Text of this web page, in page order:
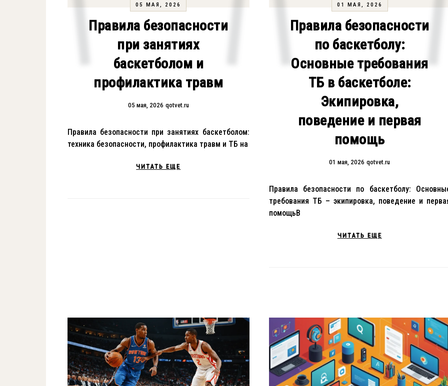
05 МАЯ, 2026
Правила безопасности
при занятиях
баскетболом и
профилактика травм
05 мая, 2026 qotvet.ru
Правила безопасности при занятиях баскетболом:
техника безопасности, профилактика травм и ТБ на
ЧИТАТЬ ЕЩЕ
01 МАЯ, 2026
Правила безопасности
по баскетболу:
Основные требования
ТБ в баскетболе:
Экипировка,
поведение и первая
помощь
01 мая, 2026 qotvet.ru
Правила безопасности по баскетболу:
требования ТБ – экипировка, поведение и
помощьВ
ЧИТАТЬ ЕЩЕ